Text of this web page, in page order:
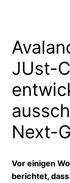
JUst-
Next-
Vor einigen
berichtet,